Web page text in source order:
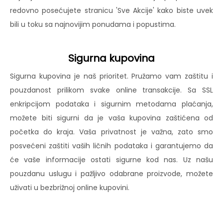
redovno posećujete stranicu 'Sve Akcije' kako biste uvek
bili u toku sa najnovijim ponudama i popustima.
Sigurna kupovina
Sigurna kupovina je naš prioritet. Pružamo vam zaštitu i
pouzdanost prilikom svake online transakcije. Sa SSL
enkripcijom podataka i sigurnim metodama plaćanja,
možete biti sigurni da je vaša kupovina zaštićena od
početka do kraja. Vaša privatnost je važna, zato smo
posvećeni zaštiti vaših ličnih podataka i garantujemo da
će vaše informacije ostati sigurne kod nas. Uz našu
pouzdanu uslugu i pažljivo odabrane proizvode, možete
uživati u bezbrižnoj online kupovini.